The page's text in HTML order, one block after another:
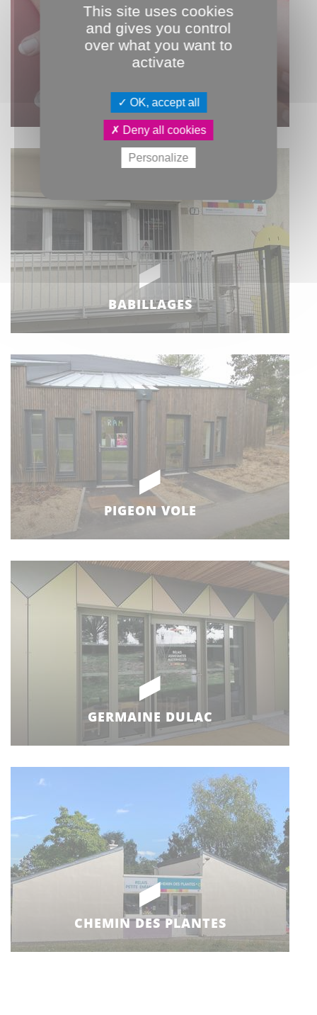
NOS MISSIONS
BABILLAGES
PIGEON VOLE
GERMAINE DULAC
CHEMIN DES PLANTES
This site uses cookies
and gives you control
over what you want to
activate
OK, accept all
Deny all cookies
Personalize